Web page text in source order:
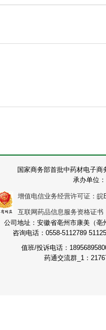
国家商务部首批中药材电子
承办单位
增值电信业务经营许可证：皖
互联网药品信息服务资格证
公司地址：安徽省亳州市康美（
咨询电话：0558-5112789
值班/投诉电话：
药通交流群_1：